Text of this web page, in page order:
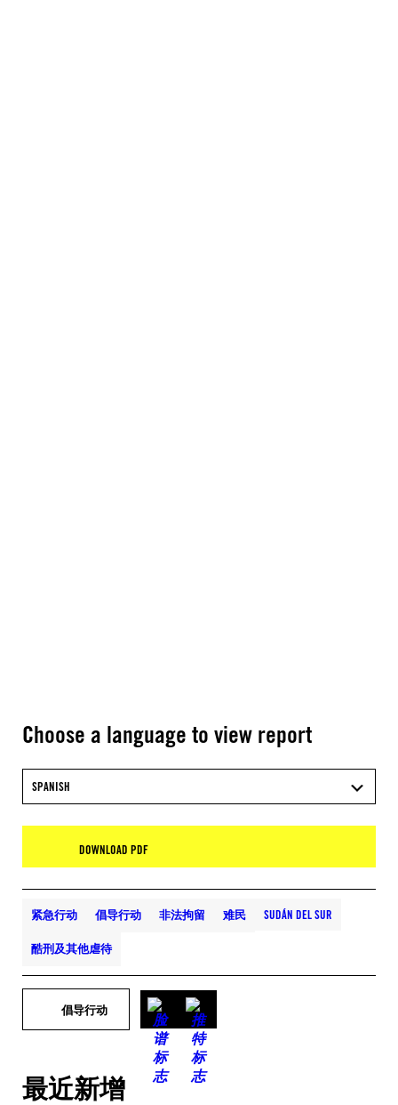
Choose a language to view report
SPANISH
DOWNLOAD PDF
紧急行动 倡导行动 非法拘留 难民 SUDÁN DEL SUR
酷刑及其他虐待
倡导行动
最近新增